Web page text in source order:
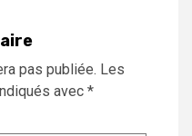
pas publiée. Les
avec *